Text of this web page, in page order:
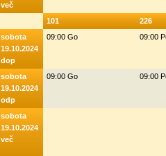
več
101
226
sobota
19.10.2024
dop
09:00 Go 09:00
sobota
19.10.2024
odp
09:00 Go 09:00
sobota
19.10.2024
več